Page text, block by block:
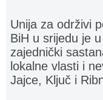
Unija za održivi
BiH u srijedu je
zajednički
lokalne vlasti i
Jajce, Ključ i